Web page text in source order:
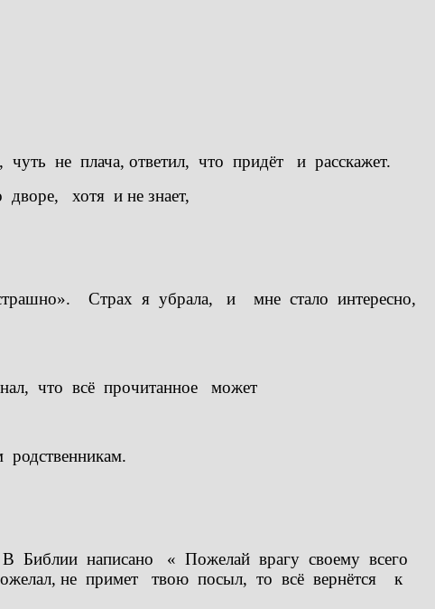
не плача, ответил, что придёт и расскажет.
хотя и не знает,
Страх я убрала, и мне стало интересно,
что всё прочитанное может
Библии написано « Пожелай врагу своему всего
не примет твою посыл, то всё вернётся к